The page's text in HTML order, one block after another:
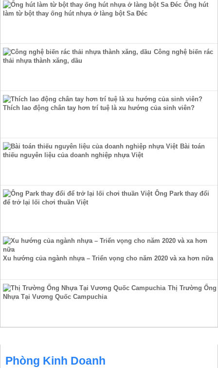
Ống hút
làm từ bột thay ống hút nhựa ở làng bột Sa Đéc
Công nghệ biến rác
thải nhựa thành xăng, dầu
Thích lao động chân tay hơn trí tuệ là xu hướng của sinh viên?
Bài toán
thiếu nguyên liệu của doanh nghiệp nhựa Việt
Ông Park thay đổi
để trở lại lối chơi thuần Việt
Xu hướng của ngành nhựa – Triển vọng cho năm 2020 và xa hơn nữa
Thị Trường Ống
Nhựa Tại Vương Quốc Campuchia
Phòng Kinh Doanh